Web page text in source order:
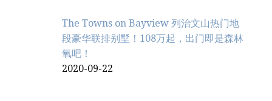
The Towns on Bayview 列治文山热门地
段豪华联排别墅！108万起，出门即是森林
氧吧！
2020-09-22